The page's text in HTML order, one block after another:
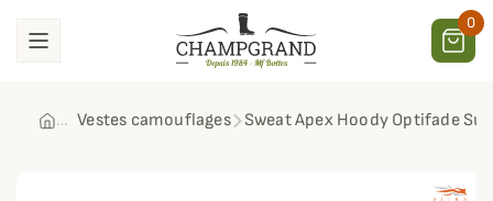
0
Vestes camouflages Sweat Apex Hoody Optifade